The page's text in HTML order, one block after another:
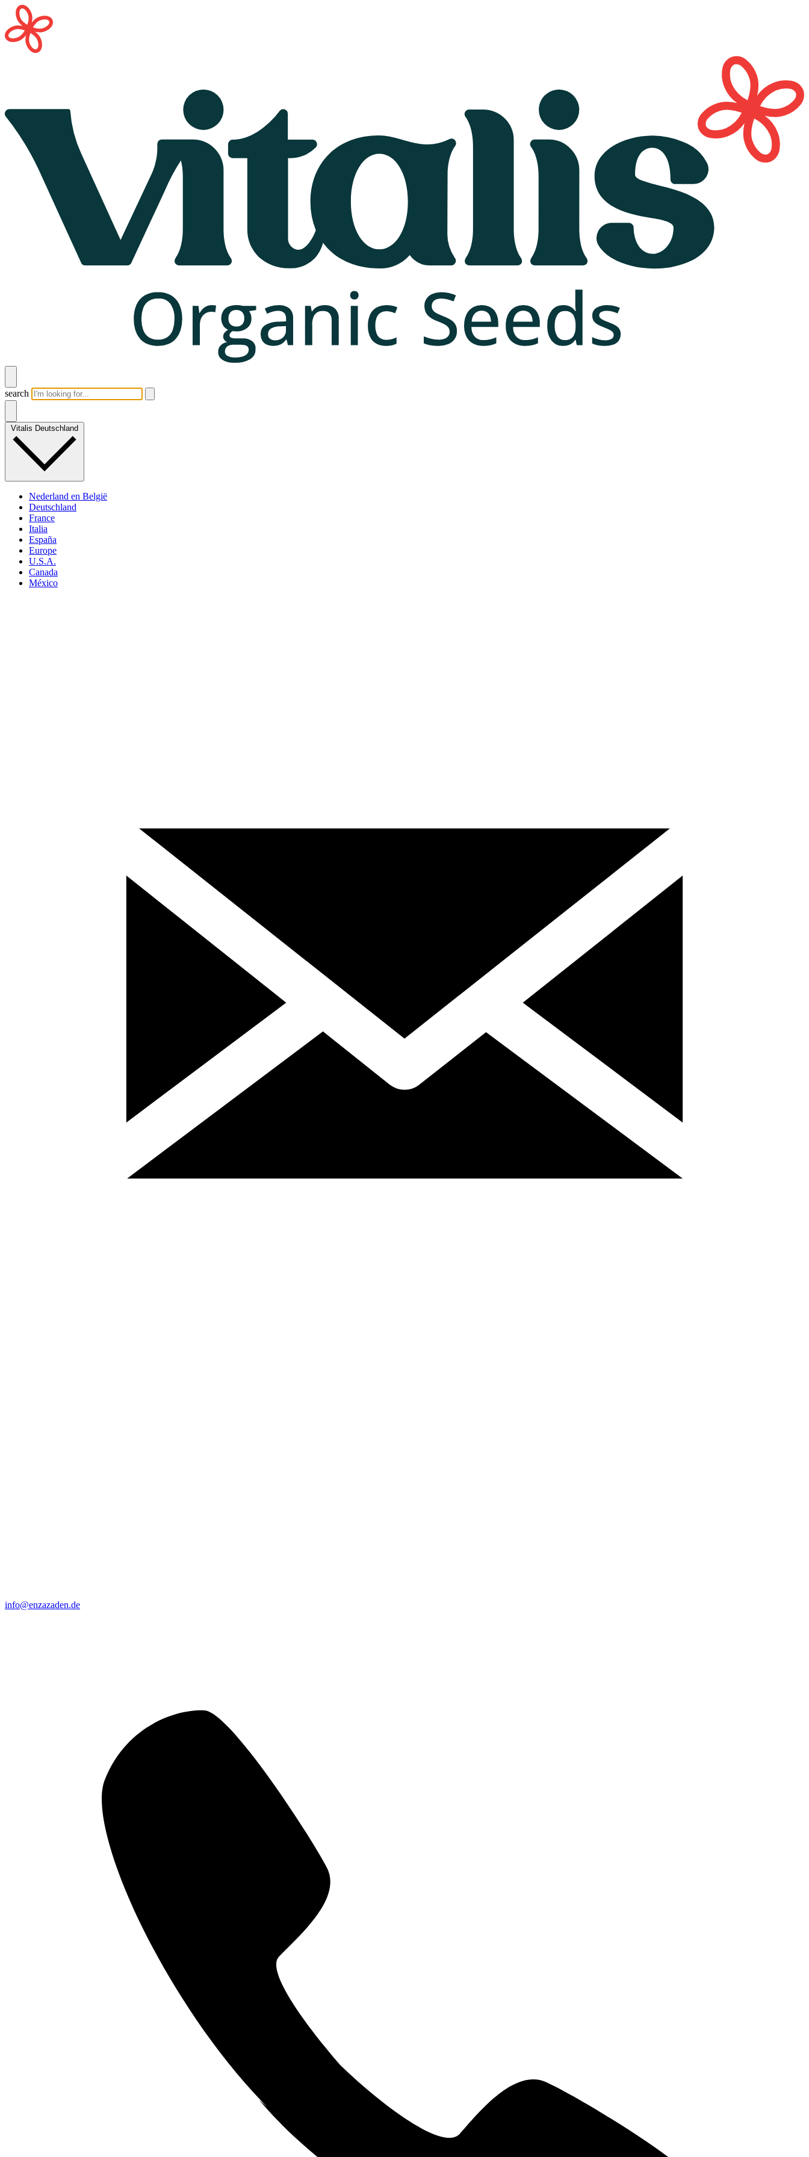
search
Vitalis Deutschland
Nederland en België
Deutschland
France
Italia
España
Europe
U.S.A.
Canada
México
info@enzazaden.de